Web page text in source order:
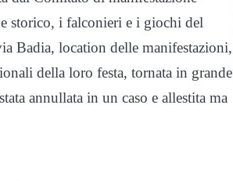
storico, i falconieri e i giochi del
Badia, location delle manifestazioni,
della loro festa, tornata in grande
annullata in un caso e allestita ma